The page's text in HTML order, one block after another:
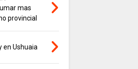
mas
provincial
en Ushuaia